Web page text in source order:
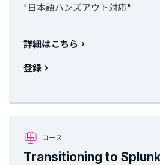
"日本語ハンズアウト対応"
詳細はこちら
登録
コース
Transitioning to